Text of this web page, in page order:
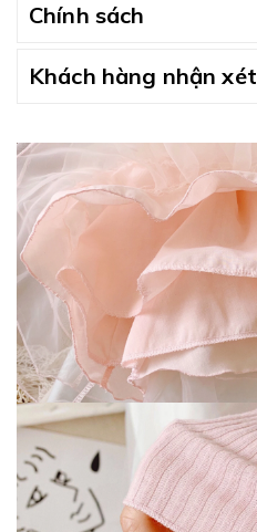
Chính sách
Khách hàng nhận xét